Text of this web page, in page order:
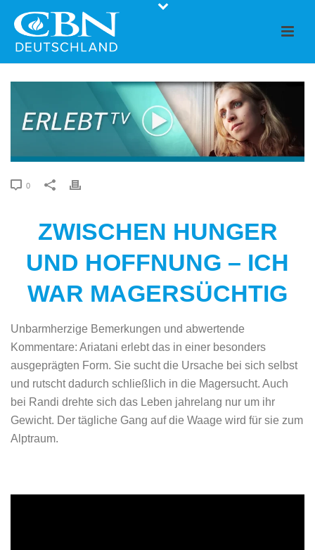
0
ZWISCHEN HUNGER
UND HOFFNUNG – ICH
WAR MAGERSÜCHTIG
Unbarmherzige Bemerkungen und abwertende
Kommentare: Ariatani erlebt das in einer besonders
ausgeprägten Form. Sie sucht die Ursache bei sich selbst
und rutscht dadurch schließlich in die Magersucht. Auch
bei Randi drehte sich das Leben jahrelang nur um ihr
Gewicht. Der tägliche Gang auf die Waage wird für sie zum
Alptraum.